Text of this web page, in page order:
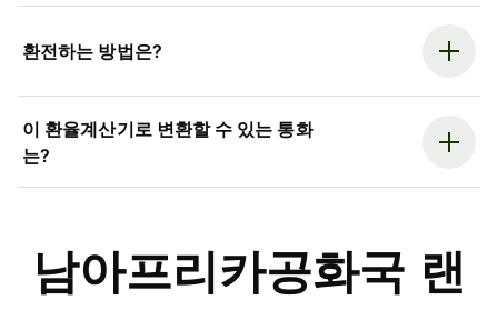
환전하는 방법은?
이 환율계산기로 변환할 수 있는 통화
는?
남아프리카공화국 랜